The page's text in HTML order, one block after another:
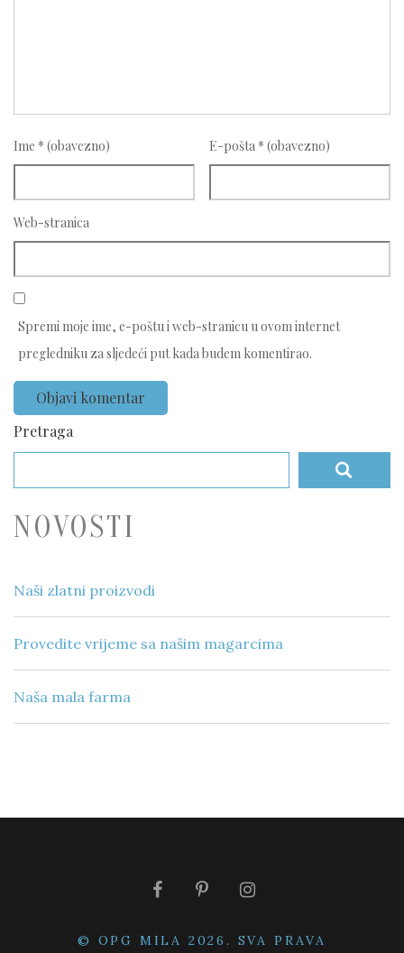
Ime * (obavezno) E-pošta * (obavezno)
Web-stranica
Spremi moje ime, e-poštu i web-stranicu u ovom internet
pregledniku za sljedeći put kada budem komentirao.
Pretraga
NOVOSTI
Naši zlatni proizvodi
Provedite vrijeme sa našim magarcima
Naša mala farma
© OPG MILA 2026. SVA PRAVA